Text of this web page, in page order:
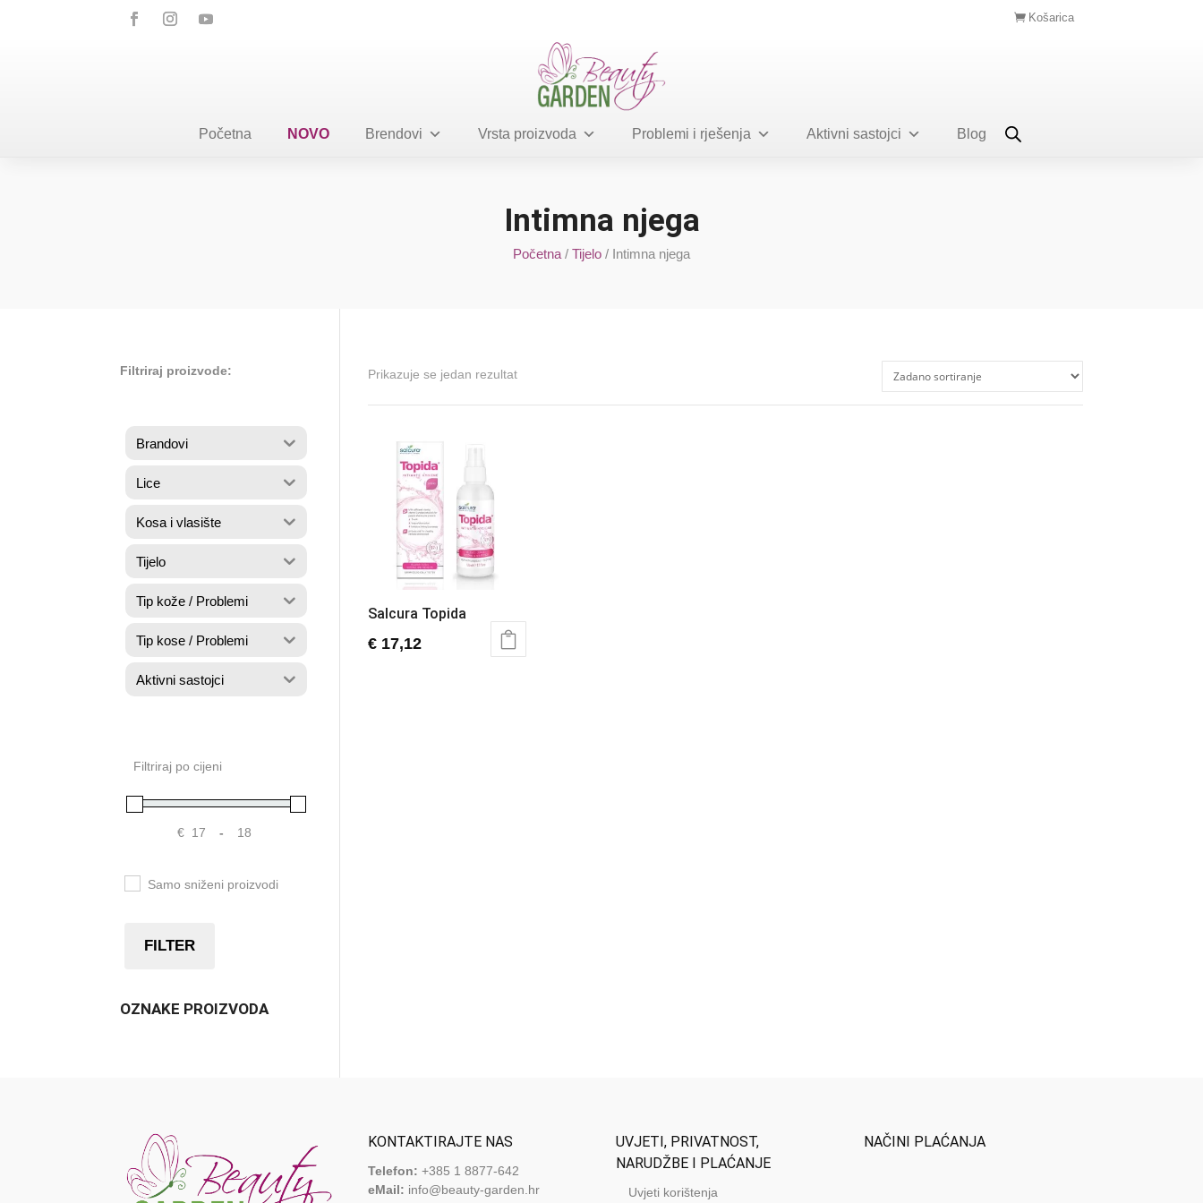
Košarica
Početna NOVO Brendovi Vrsta proizvoda Problemi i rješenja Aktivni sastojci Blog
Intimna njega
Početna / Tijelo / Intimna njega
Prikazuje se jedan rezultat
Salcura Topida
€ 17,12
Filtriraj proizvode:
Brandovi
Lice
Kosa i vlasište
Tijelo
Tip kože / Problemi
Tip kose / Problemi
Aktivni sastojci
Filtriraj po cijeni
€ -
Samo sniženi proizvodi
FILTER
OZNAKE PROIZVODA
KONTAKTIRAJTE NAS
Telefon: +385 1 8877-642
eMail: info@beauty-garden.hr
UVJETI, PRIVATNOST,
NARUDŽBE I PLAĆANJE
Uvjeti korištenja
NAČINI PLAĆANJA